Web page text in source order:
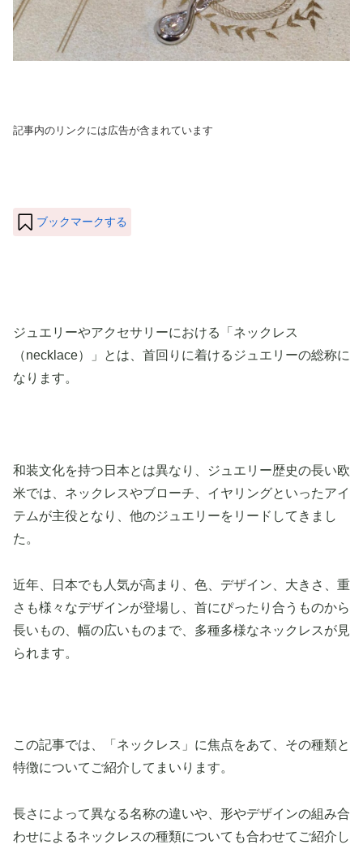
記事内のリンクには広告が含まれています
ブックマークする
ジュエリーやアクセサリーにおける「ネックレス
（necklace）」とは、首回りに着けるジュエリーの総称に
なります。
和装文化を持つ日本とは異なり、ジュエリー歴史の長い欧
米では、ネックレスやブローチ、イヤリングといったアイ
テムが主役となり、他のジュエリーをリードしてきまし
た。
近年、日本でも人気が高まり、色、デザイン、大きさ、重
さも様々なデザインが登場し、首にぴったり合うものから
長いもの、幅の広いものまで、多種多様なネックレスが見
られます。
この記事では、「ネックレス」に焦点をあて、その種類と
特徴についてご紹介してまいります。
長さによって異なる名称の違いや、形やデザインの組み合
わせによるネックレスの種類についても合わせてご紹介し